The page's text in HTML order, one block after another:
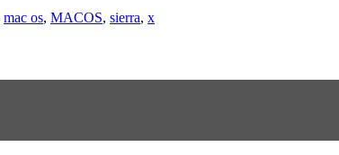
mac os, MACOS, sierra, x